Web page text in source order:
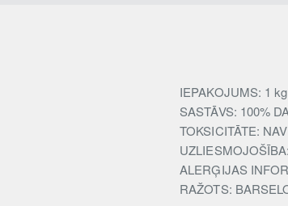
IEPAKOJUMS: 1
SASTĀVS: 100%
TOKSICITĀTE:
ALERĢIJAS
RAŽOTS: